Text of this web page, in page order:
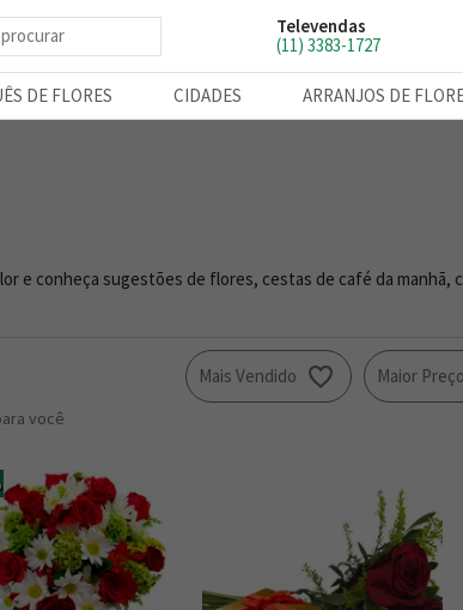
Televendas
(11) 3383-1727
DE FLORES CIDADES ARRANJOS DE
e conheça sugestões de flores, cestas de café da
Maior Preço
Mais Vendido
você